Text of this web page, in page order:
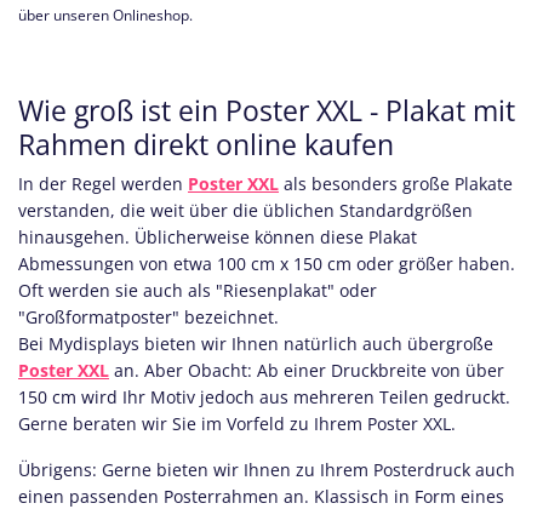
über unseren Onlineshop.
Wie groß ist ein Poster XXL - Plakat mit
Rahmen direkt online kaufen
In der Regel werden Poster XXL als besonders große Plakate
verstanden, die weit über die üblichen Standardgrößen
hinausgehen. Üblicherweise können diese Plakat
Abmessungen von etwa 100 cm x 150 cm oder größer haben.
Oft werden sie auch als "Riesenplakat" oder
"Großformatposter" bezeichnet.
Bei Mydisplays bieten wir Ihnen natürlich auch übergroße
Poster XXL an. Aber Obacht: Ab einer Druckbreite von über
150 cm wird Ihr Motiv jedoch aus mehreren Teilen gedruckt.
Gerne beraten wir Sie im Vorfeld zu Ihrem Poster XXL.
Übrigens: Gerne bieten wir Ihnen zu Ihrem Posterdruck auch
einen passenden Posterrahmen an. Klassisch in Form eines